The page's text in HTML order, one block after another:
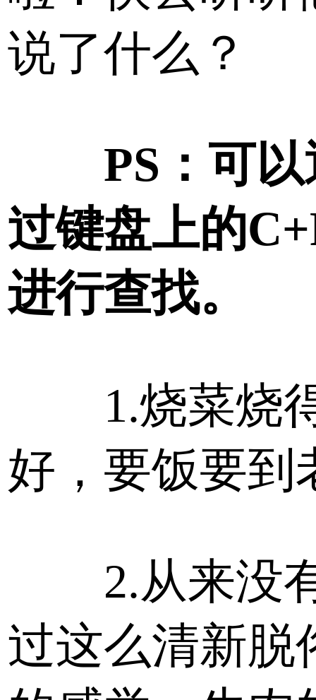
说了什么？
PS：可
过键盘上的
进行查找。
1.烧菜烧
好，要饭要到
2.从来没
过这么清新脱